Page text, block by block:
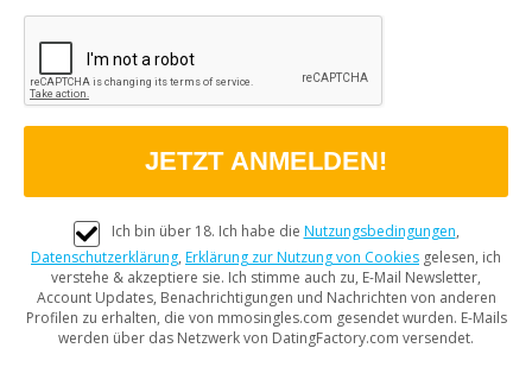
Ich bin über 18. Ich habe die Nutzungsbedingungen,
Datenschutzerklärung, Erklärung zur Nutzung von Cookies gelesen, ich
verstehe & akzeptiere sie. Ich stimme auch zu, E-Mail Newsletter,
Account Updates, Benachrichtigungen und Nachrichten von anderen
Profilen zu erhalten, die von mmosingles.com gesendet wurden. E-Mails
werden über das Netzwerk von DatingFactory.com versendet.